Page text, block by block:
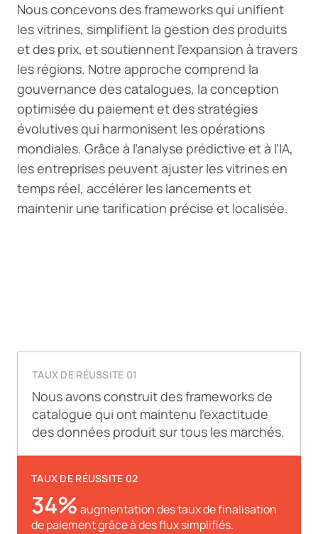
Nous concevons des frameworks qui unifient
les vitrines, simplifient la gestion des produits
et des prix, et soutiennent l’expansion à travers
les régions. Notre approche comprend la
gouvernance des catalogues, la conception
optimisée du paiement et des stratégies
évolutives qui harmonisent les opérations
mondiales. Grâce à l’analyse prédictive et à l’IA,
les entreprises peuvent ajuster les vitrines en
temps réel, accélérer les lancements et
maintenir une tarification précise et localisée.
TAUX DE RÉUSSITE 01
Nous avons construit des frameworks de
catalogue qui ont maintenu l’exactitude
des données produit sur tous les marchés.
TAUX DE RÉUSSITE 02
34% augmentation des taux de finalisation
de paiement grâce à des flux simplifiés.